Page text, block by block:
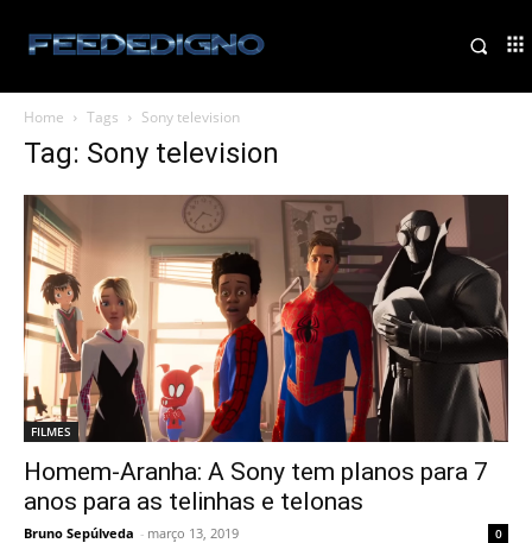
Home Tags Sony television
Tag: Sony television
FILMES
Homem-Aranha: A Sony tem planos para 7
anos para as telinhas e telonas
Bruno Sepúlveda - março 13, 2019 0